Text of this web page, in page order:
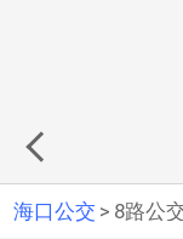
海口公交 > 8路公